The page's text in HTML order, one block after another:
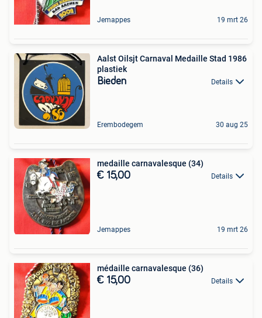
Jemappes 19 mrt 26
Aalst Oilsjt Carnaval Medaille Stad 1986
plastiek
Bieden Details
Erembodegem 30 aug 25
medaille carnavalesque (34)
€ 15,00 Details
Jemappes 19 mrt 26
médaille carnavalesque (36)
€ 15,00 Details